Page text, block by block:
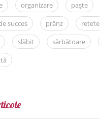
organizare paște
succes prânz
retete
slăbit sărbătoare